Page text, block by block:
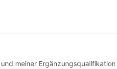
meiner Ergänzungsqualifikation